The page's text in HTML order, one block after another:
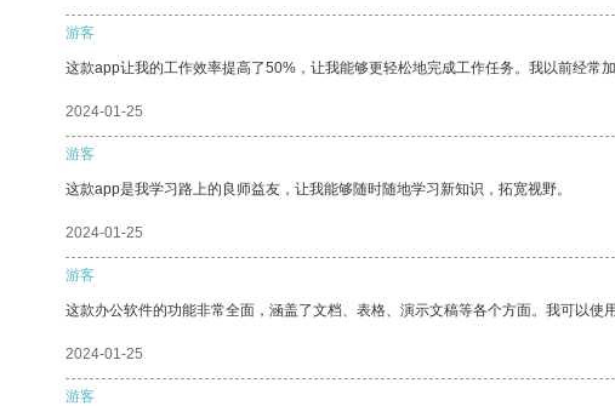
游客
这款app让我的工作效率提高了50%，让我能够更轻松地完成工作任务。我以前经常
2024-01-25
游客
这款app是我学习路上的良师益友，让我能够随时随地学习新知识，拓宽视野。
2024-01-25
游客
这款办公软件的功能非常全面，涵盖了文档、表格、演示文稿等各个方面。我可以使
2024-01-25
游客